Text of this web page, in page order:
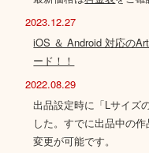
2023.12.27
iOS ＆ Android 対応の
ード！！
2022.08.29
出品設定時に「Lサイズ
した。すでに出品中の
変更が可能です。